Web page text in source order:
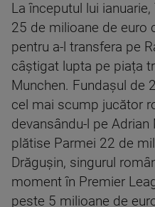
La începutul lui
25 de milioane de euro
pentru a-l transfera pe
câștigat lupta pe piața
Munchen. Fundașul de
cel mai scump jucător
devansându-l pe
plătise Parmei 22 de
Drăgușin, singurul
moment în Premier
peste 5 milioane de